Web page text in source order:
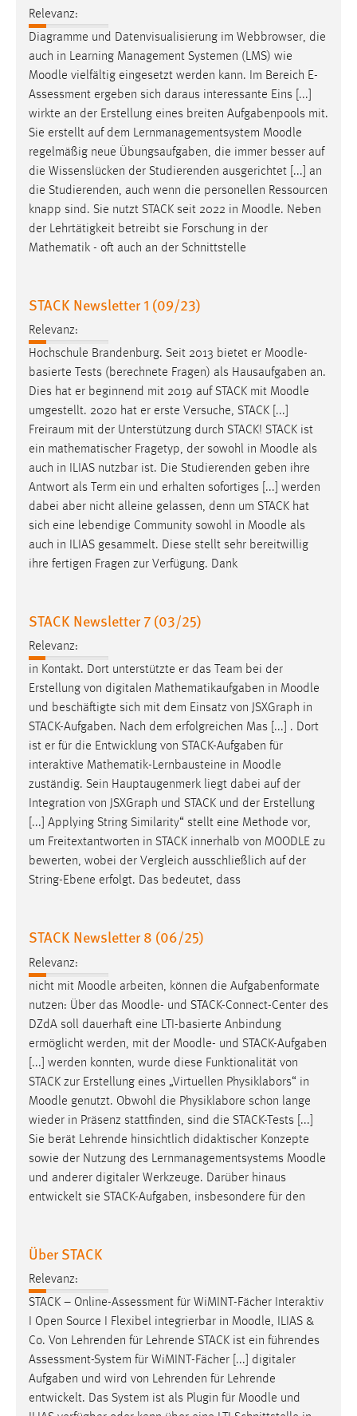
Relevanz:
Diagramme und Datenvisualisierung im Webbrowser, die
auch in Learning Management Systemen (LMS) wie
Moodle vielfältig eingesetzt werden kann. Im Bereich E-
Assessment ergeben sich daraus interessante Eins [...]
wirkte an der Erstellung eines breiten Aufgabenpools mit.
Sie erstellt auf dem Lernmanagementsystem Moodle
regelmäßig neue Übungsaufgaben, die immer besser auf
die Wissenslücken der Studierenden ausgerichtet [...] an
die Studierenden, auch wenn die personellen Ressourcen
knapp sind. Sie nutzt STACK seit 2022 in Moodle. Neben
der Lehrtätigkeit betreibt sie Forschung in der
Mathematik - oft auch an der Schnittstelle
STACK Newsletter 1 (09/23)
Relevanz:
Hochschule Brandenburg. Seit 2013 bietet er Moodle-
basierte Tests (berechnete Fragen) als Hausaufgaben an.
Dies hat er beginnend mit 2019 auf STACK mit Moodle
umgestellt. 2020 hat er erste Versuche, STACK [...]
Freiraum mit der Unterstützung durch STACK! STACK ist
ein mathematischer Fragetyp, der sowohl in Moodle als
auch in ILIAS nutzbar ist. Die Studierenden geben ihre
Antwort als Term ein und erhalten sofortiges [...] werden
dabei aber nicht alleine gelassen, denn um STACK hat
sich eine lebendige Community sowohl in Moodle als
auch in ILIAS gesammelt. Diese stellt sehr bereitwillig
ihre fertigen Fragen zur Verfügung. Dank
STACK Newsletter 7 (03/25)
Relevanz:
in Kontakt. Dort unterstützte er das Team bei der
Erstellung von digitalen Mathematikaufgaben in Moodle
und beschäftigte sich mit dem Einsatz von JSXGraph in
STACK-Aufgaben. Nach dem erfolgreichen Mas [...] . Dort
ist er für die Entwicklung von STACK-Aufgaben für
interaktive Mathematik-Lernbausteine in Moodle
zuständig. Sein Hauptaugenmerk liegt dabei auf der
Integration von JSXGraph und STACK und der Erstellung
[...] Applying String Similarity“ stellt eine Methode vor,
um Freitextantworten in STACK innerhalb von MOODLE zu
bewerten, wobei der Vergleich ausschließlich auf der
String-Ebene erfolgt. Das bedeutet, dass
STACK Newsletter 8 (06/25)
Relevanz:
nicht mit Moodle arbeiten, können die Aufgabenformate
nutzen: Über das Moodle- und STACK-Connect-Center des
DZdA soll dauerhaft eine LTI-basierte Anbindung
ermöglicht werden, mit der Moodle- und STACK-Aufgaben
[...] werden konnten, wurde diese Funktionalität von
STACK zur Erstellung eines „Virtuellen Physiklabors“ in
Moodle genutzt. Obwohl die Physiklabore schon lange
wieder in Präsenz stattfinden, sind die STACK-Tests [...]
Sie berät Lehrende hinsichtlich didaktischer Konzepte
sowie der Nutzung des Lernmanagementsystems Moodle
und anderer digitaler Werkzeuge. Darüber hinaus
entwickelt sie STACK-Aufgaben, insbesondere für den
Über STACK
Relevanz:
STACK – Online-Assessment für WiMINT-Fächer Interaktiv
I Open Source I Flexibel integrierbar in Moodle, ILIAS &
Co. Von Lehrenden für Lehrende STACK ist ein führendes
Assessment-System für WiMINT-Fächer [...] digitaler
Aufgaben und wird von Lehrenden für Lehrende
entwickelt. Das System ist als Plugin für Moodle und
EXTERNE MEDIEN
Um Inhalte von Videoplattformen und Social Media
Plattformen anzeigen zu können, werden von diesen
externen Medien Cookies gesetzt.
YouTube
Vimeo